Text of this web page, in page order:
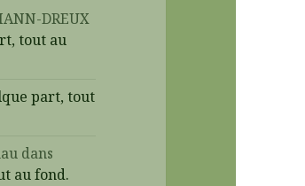
DREUX
tout au
part, tout
dans
au fond.